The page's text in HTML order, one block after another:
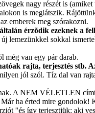
nagy részét is
is meglátszik.
emberek meg szórakozni.
érzõdik ezeknek a
lemezünkkel sokkal
még van egy pár darab.
rajta, terjesztés stb.
jól szól. Tíz dal van
A NEM VÉLETLEN
ha érted mire
"és így terjesztjük: aki